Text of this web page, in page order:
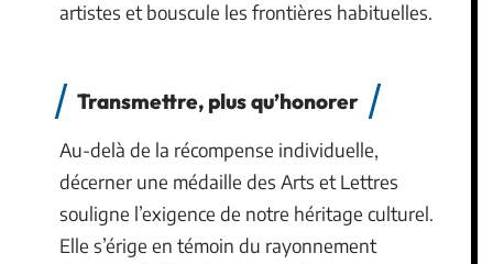
artistes et bouscule les frontières habituelles.
Transmettre, plus qu’honorer
Au-delà de la récompense individuelle,
décerner une médaille des Arts et Lettres
souligne l’exigence de notre héritage culturel.
Elle s’érige en témoin du rayonnement